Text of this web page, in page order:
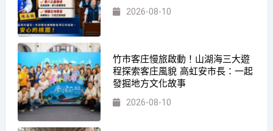
2026-08-10
竹市客庄慢旅啟動！山湖海三大遊
程探索客庄風貌 高虹安市長：一起
發掘地方文化故事
2026-08-10